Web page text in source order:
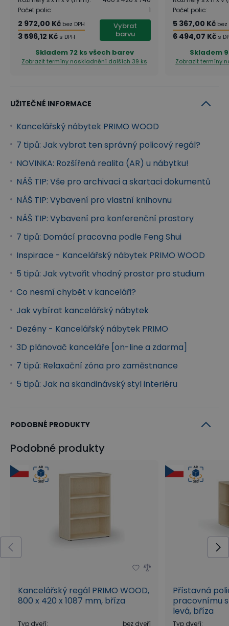
Stoly PRIMO WOOD v sobě spojují nejen vysokou
kvalitu zpracování, ale i příjemný pocit útulnosti a
vlastního prostoru. Vybírat můžete rovné, rohové,
ergonomické i výškově stavitelné stoly PRIMO
stolů jsou vyrobeny z laminované dřevotřísky 25
Doplňky
Ke kancelářskému stolu a skříním PRIMO WOOD
můžete dokoupit přístavby, paravány či praktické
policové dělící vložky, které nejen rozšíří Váš
pracovní prostor, ale také zajistí členění plochy či
pomohou zvýšit Vaše soukromí při práci.
Kontejnery
Pojízdné a přístavné kontejnery PRIMO WOOD
Mají dle varianty 3 nebo 4 zásuvky doplněné o
madla z leštěného hliníku. Nechybí ani centrální
zamykání s cylindrickým zámkem se 2 klíči.
Regály a knihovny
Regály a knihovny PRIMO WOOD zajistí, že budete
mít všechny své dokumenty ihned po ruce, na
očích a přehledně srovnané. Vyznačují se šedým
umožňují snadné umístění regálů kamkoliv do
prostoru.
Skříně
Kancelářské skříně značky PRIMO WOOD se díky
své robustní konstrukci řadí mezi opravdu bytelný
nábytek. Poskytnou dostatek prostoru při úschově
Vybírat můžete od skříní s křídlovými, zasouvacími i
kombinovanými dveřmi, až po skříně se zásuvkami
či skříňky na závěsné složky. Skříně a nízké skříňky
jsou plně uzamykatelné. Zároveň jsou vybaveny
pohledovými zády. Nosnost jedné police je až 35 kg
při rovnoměrném zatížení.
Počet polic: 1
2 972,00 Kč bez DPH
3 596,12 Kč s DPH
Vybrat
barvu
Skladem 72 ks všech barev
Zobrazit termíny naskladnění dalších 39 ks
Počet polic:
5 367,00 Kč bez
6 494,07 Kč s
Skladem
Zobrazit termíny
UŽITEČNÉ INFORMACE
Kancelářský nábytek PRIMO WOOD
7 tipů: Jak vybrat ten správný policový regál?
NOVINKA: Rozšířená realita (AR) u nábytku!
NÁŠ TIP: Vše pro archivaci a skartaci dokumentů
NÁŠ TIP: Vybavení pro vlastní knihovnu
NÁŠ TIP: Vybavení pro konferenční prostory
7 tipů: Domácí pracovna podle Feng Shui
Inspirace - Kancelářský nábytek PRIMO WOOD
5 tipů: Jak vytvořit vhodný prostor pro studium
Co nesmí chybět v kanceláři?
Jak vybírat kancelářský nábytek
Dezény - Kancelářský nábytek PRIMO
3D plánovač kanceláře [on-line a zdarma]
7 tipů: Relaxační zóna pro zaměstnance
5 tipů: Jak na skandinávský styl interiéru
PODOBNÉ PRODUKTY
Podobné produkty
Kancelářský regál PRIMO WOOD,
800 x 420 x 1087 mm, bříza
Typ dveří:
bez dveří
Přístavná
pracovnímu
levá, bříza
Typ dveří: